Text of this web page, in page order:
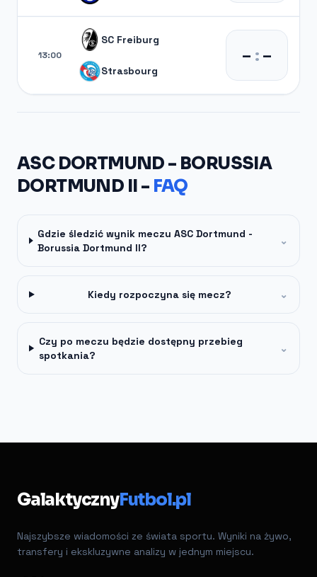
13:00
SC Freiburg
Strasbourg
– :–
ASC DORTMUND - BORUSSIA
DORTMUND II - FAQ
Gdzie śledzić wynik meczu ASC Dortmund -
Borussia Dortmund II?
⌄
Kiedy rozpoczyna się mecz? ⌄
Czy po meczu będzie dostępny przebieg
spotkania?
⌄
GalaktycznyFutbol.pl
Najszybsze wiadomości ze świata sportu. Wyniki na żywo,
transfery i ekskluzywne analizy w jednym miejscu.